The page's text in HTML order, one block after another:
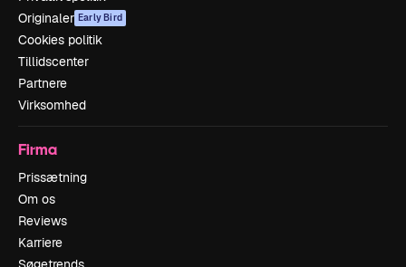
Originaler Early Bird
Cookies politik
Tillidscenter
Partnere
Virksomhed
Firma
Prissætning
Om os
Reviews
Karriere